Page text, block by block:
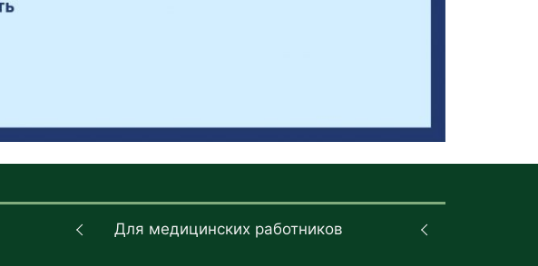
Для медицинских работников